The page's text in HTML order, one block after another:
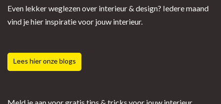
Even lekker weglezen over interieur & design? Iedere maand
vind je hier inspiratie voor jouw interieur.
Lees hier onze blogs